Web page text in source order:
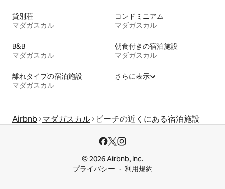
貸別荘
マダガスカル
コンドミニアム
マダガスカル
B&B
マダガスカル
朝食付きの宿泊施設
マダガスカル
離れタイプの宿泊施設
マダガスカル
さらに表示
Airbnb マダガスカル ビーチの近くにある宿泊施設
© 2026 Airbnb, Inc.
プライバシー
利用規約